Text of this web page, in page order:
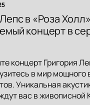
в «Роза
концерт в
концерт Григория
в мир мощного
Уникальная
вас в живописной